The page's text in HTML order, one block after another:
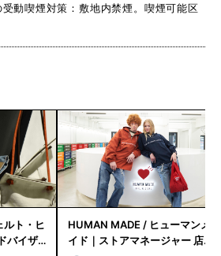
動喫煙対策：敷地内禁煙。喫煙可能区
ルト・ヒ
バイザ
HUMAN MADE / ヒューマンメ
イド｜ストアマネージャー 店長